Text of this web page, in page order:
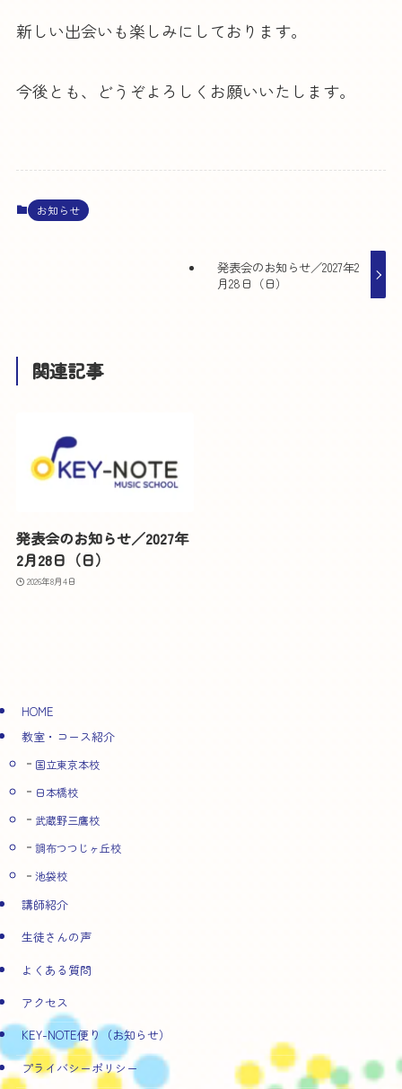
新しい出会いも楽しみにしております。
今後とも、どうぞよろしくお願いいたします。
お知らせ
発表会のお知らせ／2027年2
月28日（日）
関連記事
発表会のお知らせ／2027年
2月28日（日）
2026年8月4日
HOME
教室・コース紹介
国立東京本校
日本橋校
武蔵野三鷹校
調布つつじヶ丘校
池袋校
講師紹介
生徒さんの声
よくある質問
アクセス
KEY-NOTE便り（お知らせ）
プライバシーポリシー